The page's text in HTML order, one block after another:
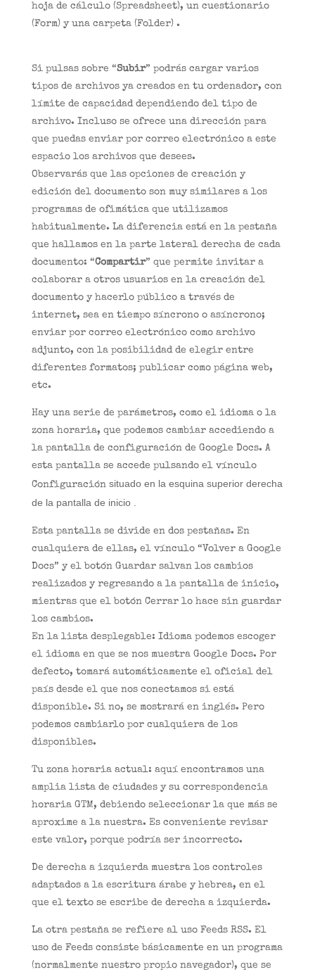
hoja de cálculo (Spreadsheet), un cuestionario
(Form) y una carpeta (Folder) .
Si pulsas sobre “Subir” podrás cargar varios
tipos de archivos ya creados en tu ordenador, con
límite de capacidad dependiendo del tipo de
archivo. Incluso se ofrece una dirección para
que puedas enviar por correo electrónico a este
espacio los archivos que desees.
Observarás que las opciones de creación y
edición del documento son muy similares a los
programas de ofimática que utilizamos
habitualmente. La diferencia está en la pestaña
que hallamos en la parte lateral derecha de cada
documento: “Compartir” que permite invitar a
colaborar a otros usuarios en la creación del
documento y hacerlo público a través de
internet, sea en tiempo síncrono o asíncrono;
enviar por correo electrónico como archivo
adjunto, con la posibilidad de elegir entre
diferentes formatos; publicar como página web,
etc.
Hay una serie de parámetros, como el idioma o la
zona horaria, que podemos cambiar accediendo a
la pantalla de configuración de Google Docs. A
esta pantalla se accede pulsando el vínculo
Configuración situado en la esquina superior derecha
de la pantalla de inicio .
Esta pantalla se divide en dos pestañas. En
cualquiera de ellas, el vínculo “Volver a Google
Docs” y el botón Guardar salvan los cambios
realizados y regresando a la pantalla de inicio,
mientras que el botón Cerrar lo hace sin guardar
los cambios.
En la lista desplegable: Idioma podemos escoger
el idioma en que se nos muestra Google Docs. Por
defecto, tomará automáticamente el oficial del
país desde el que nos conectamos si está
disponible. Si no, se mostrará en inglés. Pero
podemos cambiarlo por cualquiera de los
disponibles.
Tu zona horaria actual: aquí encontramos una
amplia lista de ciudades y su correspondencia
horaria GTM, debiendo seleccionar la que más se
aproxime a la nuestra. Es conveniente revisar
este valor, porque podría ser incorrecto.
De derecha a izquierda muestra los controles
adaptados a la escritura árabe y hebrea, en el
que el texto se escribe de derecha a izquierda.
La otra pestaña se refiere al uso Feeds RSS. El
uso de Feeds consiste básicamente en un programa
(normalmente nuestro propio navegador), que se